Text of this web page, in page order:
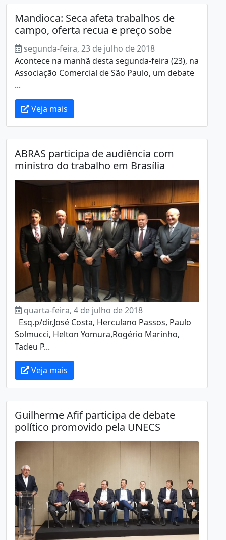
Mandioca: Seca afeta trabalhos de
campo, oferta recua e preço sobe
segunda-feira, 23 de julho de 2018
Acontece na manhã desta segunda-feira (23), na
Associação Comercial de São Paulo, um debate
...
Veja mais
ABRAS participa de audiência com
ministro do trabalho em Brasília
quarta-feira, 4 de julho de 2018
Esq.p/dir.José Costa, Herculano Passos, Paulo
Solmucci, Helton Yomura,Rogério Marinho,
Tadeu P...
Veja mais
Guilherme Afif participa de debate
político promovido pela UNECS